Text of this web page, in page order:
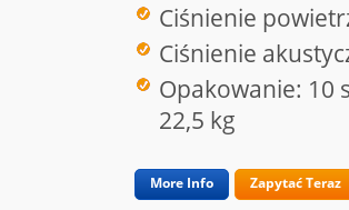
Ciśnienie
Ciśnienie
Opakowanie: 10
22,5 kg
More Info Zapytać Teraz